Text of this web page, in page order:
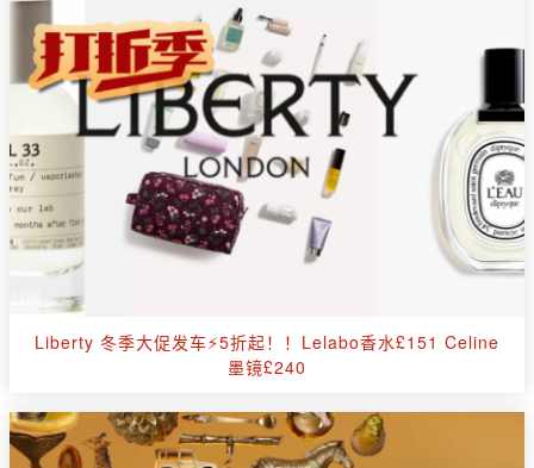
Liberty 冬季大促发车⚡️5折起！！Lelabo香水£151 Celine
墨镜£240